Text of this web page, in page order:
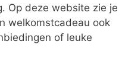
Op deze website zie je
welkomstcadeau ook
of leuke